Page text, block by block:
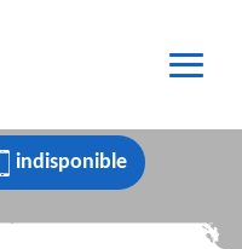
indisponible